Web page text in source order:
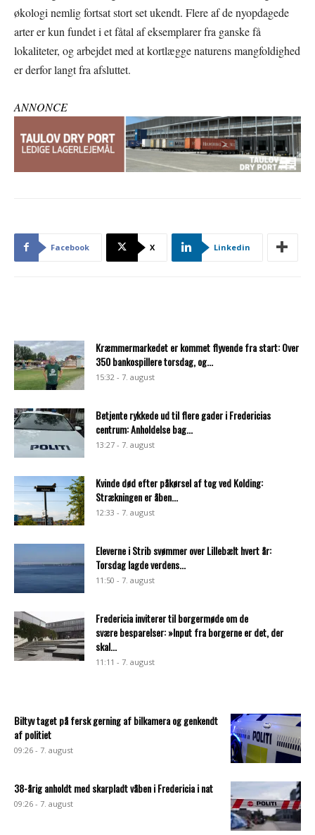
økologi nemlig fortsat stort set ukendt. Flere af de nyopdagede
arter er kun fundet i et fåtal af eksemplarer fra ganske få
lokaliteter, og arbejdet med at kortlægge naturens mangfoldighed
er derfor langt fra afsluttet.
ANNONCE
Facebook X Linkedin
Kræmmermarkedet er kommet flyvende fra start: Over
350 bankospillere torsdag, og...
15:32 - 7. august
Betjente rykkede ud til flere gader i Fredericias
centrum: Anholdelse bag...
13:27 - 7. august
Kvinde død efter påkørsel af tog ved Kolding:
Strækningen er åben...
12:33 - 7. august
Eleverne i Strib svømmer over Lillebælt hvert år:
Torsdag lagde verdens...
11:50 - 7. august
Fredericia inviterer til borgermøde om de
svære besparelser: »Input fra borgerne er det, der
skal...
11:11 - 7. august
Biltyv taget på fersk gerning af bilkamera og genkendt
af politiet
09:26 - 7. august
38-årig anholdt med skarpladt våben i Fredericia i nat
09:26 - 7. august